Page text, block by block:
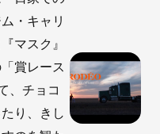
・キャリ
マスク』
賞レース
、チョコ
り、きし